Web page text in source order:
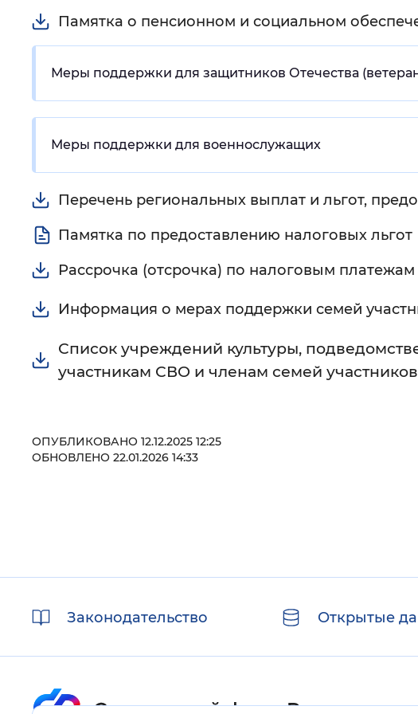
Цвет сайта: Монохромный
Звуковой ассистент: Воспроизвести
Вернуть стандартные настройки
Памятка о пенсионном и социальном
Меры поддержки для защитников Отечества
Меры поддержки для военнослужащих
Перечень региональных выплат и льгот,
Памятка по предоставлению налоговых
Рассрочка (отсрочка) по налоговым платежам
Информация о мерах поддержки семей
Список учреждений культуры,
участникам СВО и членам семей
ОПУБЛИКОВАНО 12.12.2025 12:25
ОБНОВЛЕНО 22.01.2026 14:33
ссылкиЗаконодательство Открытые